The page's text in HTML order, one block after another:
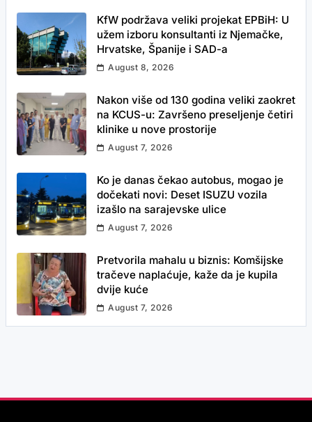
KfW podržava veliki projekat EPBiH: U
užem izboru konsultanti iz Njemačke,
Hrvatske, Španije i SAD-a
August 8, 2026
Nakon više od 130 godina veliki zaokret
na KCUS-u: Završeno preseljenje četiri
klinike u nove prostorije
August 7, 2026
Ko je danas čekao autobus, mogao je
dočekati novi: Deset ISUZU vozila
izašlo na sarajevske ulice
August 7, 2026
Pretvorila mahalu u biznis: Komšijske
tračeve naplaćuje, kaže da je kupila
dvije kuće
August 7, 2026